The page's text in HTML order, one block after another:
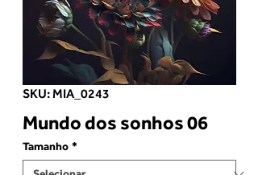
SKU: MIA_0243
Mundo dos sonhos 06
Tamanho *